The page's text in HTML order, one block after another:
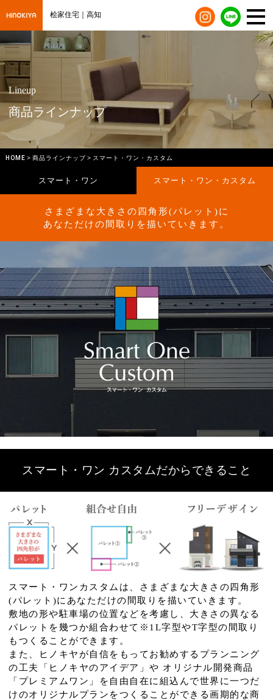
桧家住宅｜高知
Lineup
商品ラインナップ
HOME 商品ラインナップ スマート・ワン・カスタム
スマート・ワン スマート・ワン・カスタム
さまざまな大きさの四角形(パレット)に
あなただけの間取りを描いていきます。
スマート・ワン カスタムだからできること
スマート・ワンカスタムは、さまざまな大きさの四角形
(パレット)にあなただけの間取りを描いていきます。
敷地の形や駐車場の位置などを考慮し、大きさの異なる
パレットを幾つか組合わせて※1L字型やT字型の間取り
もつくることができます。
また、ヒノキヤが自信をもってお勧めするプランニング
の工夫「ヒノキヤのアイデア」や オリジナル開発商品
「プレミアムワン」を自由自在に組込んで世界に一つだ
けのオリジナルプランをつくることができる画期的な商